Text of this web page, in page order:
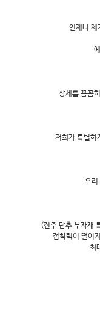
언제나 제
상세를 꼼꼼
저희가 특별하
우리
(진주 단추 부자재
접착력이 떨어
최